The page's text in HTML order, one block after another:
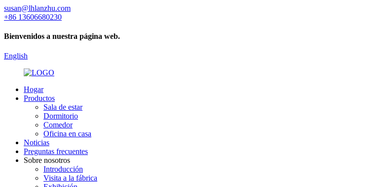
susan@lhlanzhu.com
+86 13606680230
Bienvenidos a nuestra página web.
English
Hogar
Productos
Sala de estar
Dormitorio
Comedor
Oficina en casa
Noticias
Preguntas frecuentes
Sobre nosotros
Introducción
Visita a la fábrica